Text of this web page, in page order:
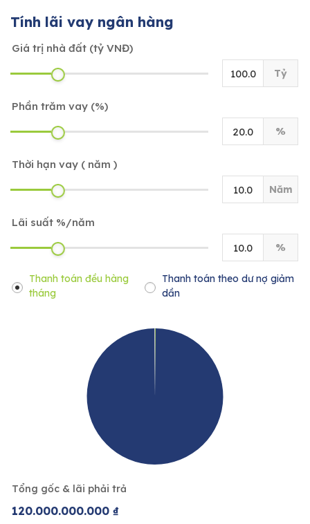
Tính lãi vay ngân hàng
Giá trị nhà đất (tỷ VNĐ)
Tỷ
Phần trăm vay (%)
%
Thời hạn vay ( năm )
Năm
Lãi suất %/năm
%
Thanh toán đều hàng
tháng
Thanh toán theo dư nợ giảm
dần
Tổng gốc & lãi phải trả
120.000.000.000 ₫